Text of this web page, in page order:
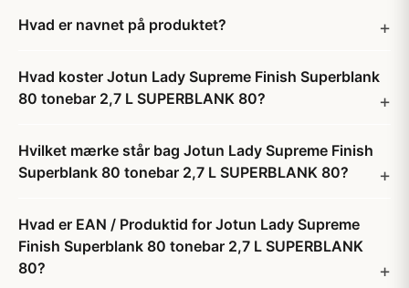
Hvad er navnet på produktet?
Hvad koster Jotun Lady Supreme Finish Superblank
80 tonebar 2,7 L SUPERBLANK 80?
Hvilket mærke står bag Jotun Lady Supreme Finish
Superblank 80 tonebar 2,7 L SUPERBLANK 80?
Hvad er EAN / Produktid for Jotun Lady Supreme
Finish Superblank 80 tonebar 2,7 L SUPERBLANK
80?